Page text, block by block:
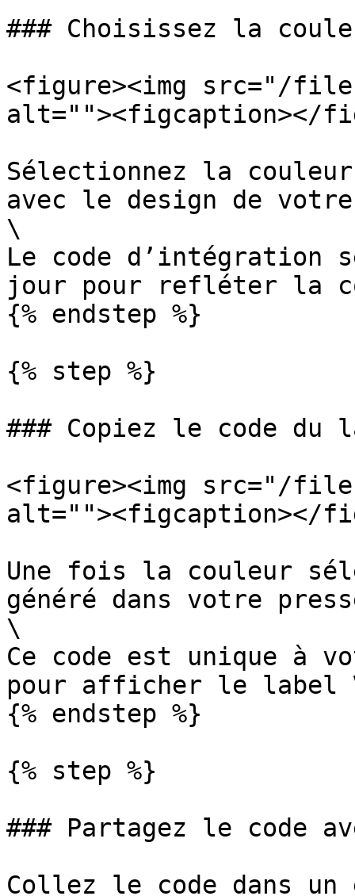
### Choisissez la
<figure><img src="/files/
alt=""><figcaption></
Sélectionnez la
avec le design de
\
Le code d’intégration
jour pour refléter la
{% endstep %}
{% step %}
### Copiez le code du
<figure><img src="/
alt=""><figcaption></
Une fois la couleur
généré dans votre
\
Ce code est unique à
pour afficher le label
{% endstep %}
{% step %}
### Partagez le code
Collez le code dans un